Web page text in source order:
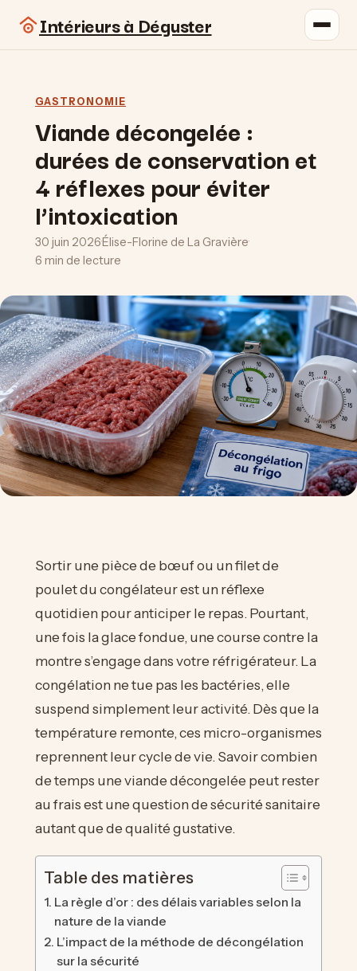
Intérieurs à Déguster
GASTRONOMIE
Viande décongelée :
durées de conservation et
4 réflexes pour éviter
l’intoxication
30 juin 2026·Élise-Florine de La Gravière·
6 min de lecture
Sortir une pièce de bœuf ou un filet de
poulet du congélateur est un réflexe
quotidien pour anticiper le repas. Pourtant,
une fois la glace fondue, une course contre la
montre s’engage dans votre réfrigérateur. La
congélation ne tue pas les bactéries, elle
suspend simplement leur activité. Dès que la
température remonte, ces micro-organismes
reprennent leur cycle de vie. Savoir combien
de temps une viande décongelée peut rester
au frais est une question de sécurité sanitaire
autant que de qualité gustative.
Table des matières
La règle d’or : des délais variables selon la
nature de la viande
L’impact de la méthode de décongélation
sur la sécurité